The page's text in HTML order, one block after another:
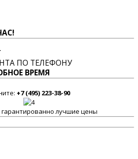
ПО ТЕЛЕФОНУ
ВРЕМЯ
+7 (495) 223-38-90
лучшие цены